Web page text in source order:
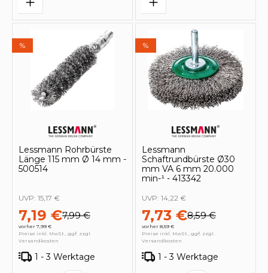
%
Lessmann Rohrbürste
Länge 115 mm Ø 14 mm -
500514
7,19 €7,99 €
vorher 7,99 €
UVP: 15,17 €
Preise inkl. MwSt., ggf. zzgl.
Versandkosten
1 - 3 Werktage
%
Lessmann
Schaftrundbürste Ø30
mm VA 6 mm 20.000
min-¹ - 413342
7,73 €8,59 €
vorher 8,59 €
UVP: 14,22 €
Preise inkl. MwSt., ggf. zzgl.
Versandkosten
1 - 3 Werktage